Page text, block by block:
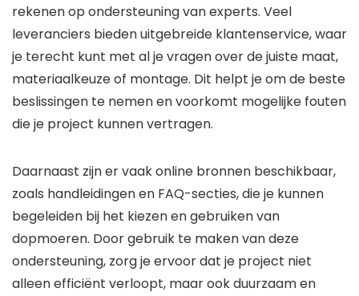
rekenen op ondersteuning van experts. Veel
leveranciers bieden uitgebreide klantenservice, waar
je terecht kunt met al je vragen over de juiste maat,
materiaalkeuze of montage. Dit helpt je om de beste
beslissingen te nemen en voorkomt mogelijke fouten
die je project kunnen vertragen.
Daarnaast zijn er vaak online bronnen beschikbaar,
zoals handleidingen en FAQ-secties, die je kunnen
begeleiden bij het kiezen en gebruiken van
dopmoeren. Door gebruik te maken van deze
ondersteuning, zorg je ervoor dat je project niet
alleen efficiënt verloopt, maar ook duurzaam en